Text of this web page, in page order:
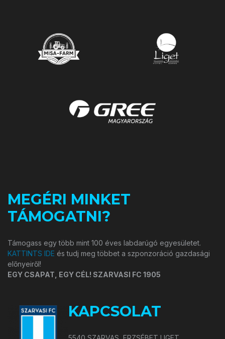
MEGÉRI MINKET
TÁMOGATNI?
Támogass egy több mint 100 éves labdarúgó egyesületet.
KATTINTS IDE és tudj meg többet a szponzoráció gazdasági
előnyeiről!
EGY CSAPAT, EGY CÉL! SZARVASI FC 1905
KAPCSOLAT